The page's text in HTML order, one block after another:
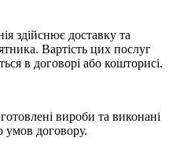
здійснює доставку та
Вартість цих послуг
в договорі або кошторисі.
вироби та виконані
умов договору.